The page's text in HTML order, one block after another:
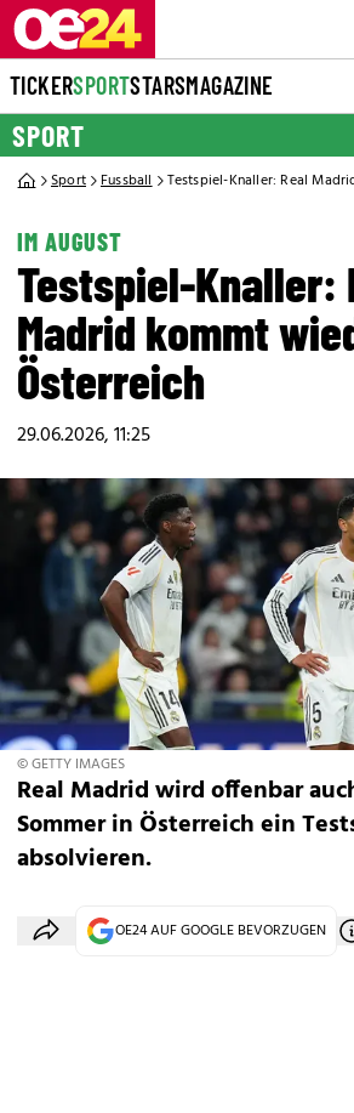
TICKERSPORTSTARSMAGAZINE
SPORT
Sport Fussball Testspiel-Knaller: Real
IM AUGUST
Testspiel-Knaller:
Madrid kommt
Österreich
29.06.2026, 11:25
© GETTY IMAGES
Real Madrid wird offenbar
Sommer in Österreich ein
absolvieren.
OE24 AUF GOOGLE BEVORZUGEN